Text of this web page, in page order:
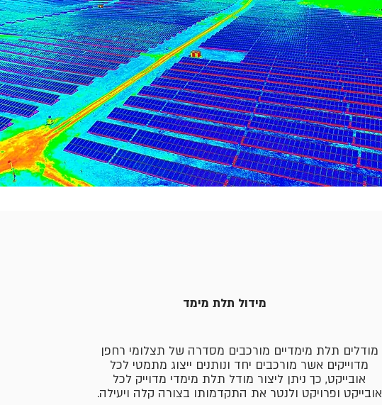
מידול תלת מימד
מודלים תלת מימדיים מורכבים מסדרה של תצלומי רחפן
מדוייקים אשר מורכבים יחד ונותנים ייצוג מתמטי לכל
אובייקט, כך ניתן ליצור מודל תלת מימדי מדוייק לכל
אובייקט ופרויקט ולנטר את התקדמותו בצורה קלה ויעילה.